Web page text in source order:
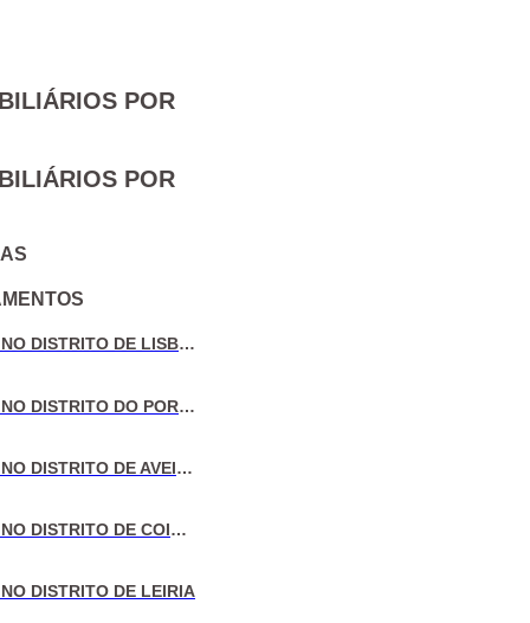
POR
POR
VENDA DE MORADIAS NO DISTRITO DE LISBOA
VENDA DE MORADIAS NO DISTRITO DO PORTO
VENDA DE MORADIAS NO DISTRITO DE AVEIRO
VENDA DE MORADIAS NO DISTRITO DE COIMBRA
DISTRITO DE LEIRIA